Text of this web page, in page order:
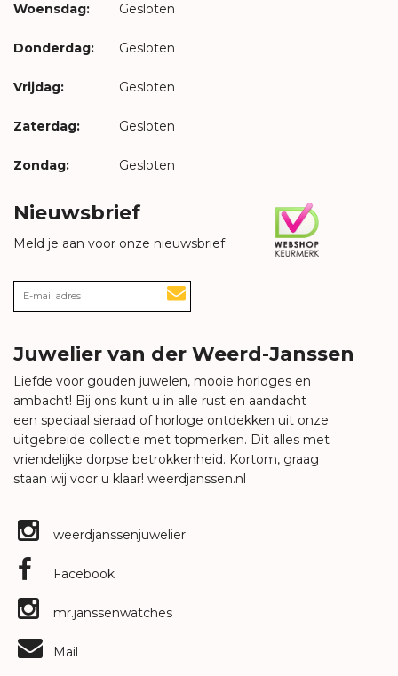
Woensdag: Gesloten
Donderdag: Gesloten
Vrijdag: Gesloten
Zaterdag: Gesloten
Zondag: Gesloten
Nieuwsbrief
Meld je aan voor onze nieuwsbrief
Juwelier van der Weerd-Janssen
Liefde voor gouden juwelen, mooie horloges en
ambacht! Bij ons kunt u in alle rust en aandacht
een speciaal sieraad of horloge ontdekken uit onze
uitgebreide collectie met topmerken. Dit alles met
vriendelijke dorpse betrokkenheid. Kortom, graag
staan wij voor u klaar! weerdjanssen.nl
weerdjanssenjuwelier
Facebook
mr.janssenwatches
Mail